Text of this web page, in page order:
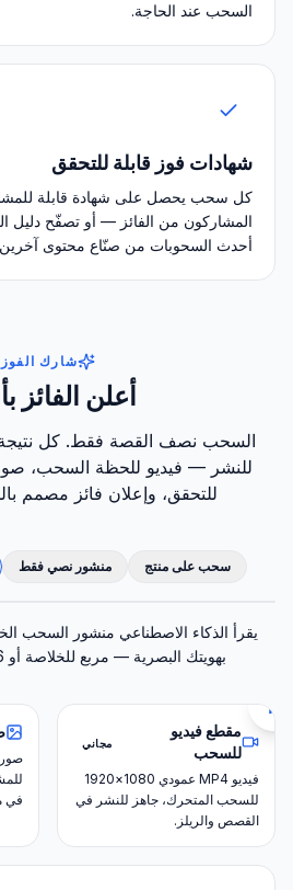
السحب عند الحاجة.
شهادات فوز قابلة للتحقق
كل سحب يحصل على شهادة قابلة
المشاركون من الفائز — أو تصفّح دليل
أحدث السحوبات من صنّاع محتوى
شارك الفوز
أعلن الفائز
السحب نصف القصة فقط. كل نتيجة
للنشر — فيديو للحظة السحب،
للتحقق، وإعلان فائز مصمم
سحب على منتج منشور نصي فقط
منشور الفائز بالذكاء الاصطناعي
يقرأ الذكاء الاصطناعي منشور السحب
بهويتك البصرية — مربع للخلاصة أو 9:16 للقصص والريلز.
مقطع فيديو
للسحب
مجاني
فيديو MP4 عمودي 1080×1920
للسحب المتحرك، جاهز للنشر في
القصص والريلز.
في